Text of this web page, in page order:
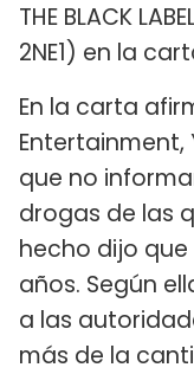
THE BLACK
2NE1) en la
En la carta
Entertainment,
que no
drogas de las
hecho dijo
años. Según
a las
más de la